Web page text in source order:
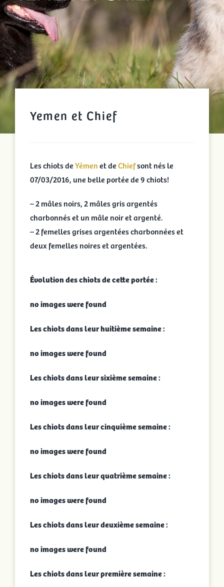
Yemen et Chief
Les chiots deYémenet deChiefsont nés le
07/03/2016, une belle portée de 9 chiots!
– 2 mâles noirs, 2 mâles gris argentés
charbonnés et un mâle noir et argenté.
– 2 femelles grises argentées charbonnées et
deux femelles noires et argentées.
Évolution des chiots de cette portée :
no images were found
Les chiots dans leur huitième semaine :
no images were found
Les chiots dans leur sixième semaine :
no images were found
Les chiots dans leur cinquième semaine :
no images were found
Les chiots dans leur quatrième semaine :
no images were found
Les chiots dans leur deuxième semaine :
no images were found
Les chiots dans leur première semaine :